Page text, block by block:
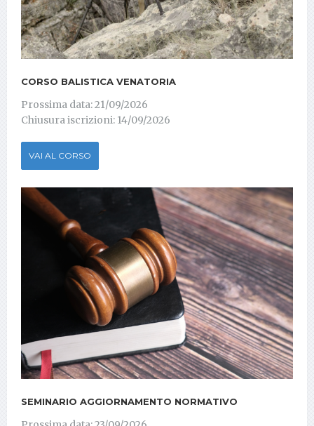
CORSO BALISTICA VENATORIA
Prossima data: 21/09/2026
Chiusura iscrizioni: 14/09/2026
VAI AL CORSO
SEMINARIO AGGIORNAMENTO NORMATIVO